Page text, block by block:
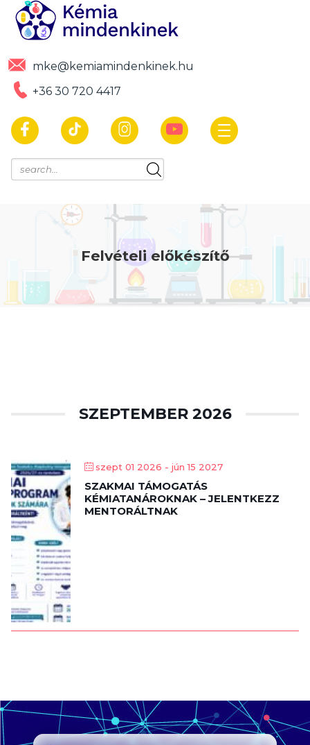
mke@kemiamindenkinek.hu
+36 30 720 4417
Felvételi előkészítő
SZEPTEMBER 2026
szept 01 2026 - jún 15 2027
SZAKMAI TÁMOGATÁS
KÉMIATANÁROKNAK – JELENTKEZZ
MENTORÁLTNAK